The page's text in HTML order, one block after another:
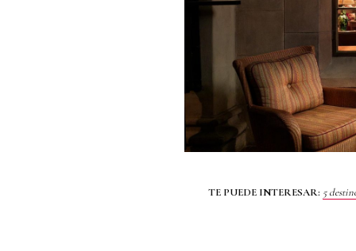
TE PUEDE INTERESAR: 5